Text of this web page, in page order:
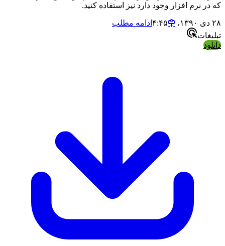
که در نرم افزار وجود دارد نیز استفاده کنید.
۲۸ دی ۱۳۹۰،‏ ۴:۴۵
ادامه مطلب
تبلیغات
دانلود